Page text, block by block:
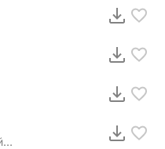
Мөлдір Әуелбекова, Мейрамбек Беспаев